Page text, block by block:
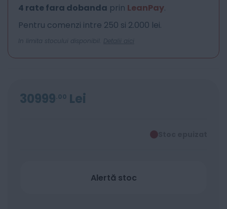
4 rate fara dobanda prin LeanPay.
Pentru comenzi intre 250 si 2.000 lei.
In limita stocului disponibil. Detalii aici
30999 00 Lei
Alertă stoc